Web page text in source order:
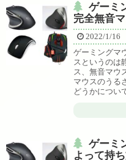
ゲーミ
完全無音
2022/1/16
ゲーミングマ
スというのは
ス、無音マウ
マウスのうる
どうかについ
ゲーミ
よって持